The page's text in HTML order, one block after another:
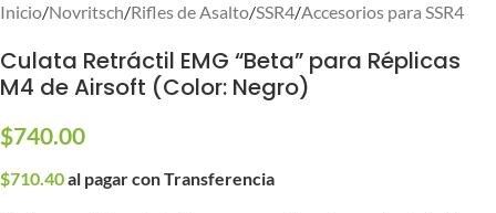
Inicio/Novritsch/Rifles de Asalto/SSR4/Accesorios para SSR4
Culata Retráctil EMG “Beta” para Réplicas
M4 de Airsoft (Color: Negro)
$740.00
$710.40al pagar con Transferencia